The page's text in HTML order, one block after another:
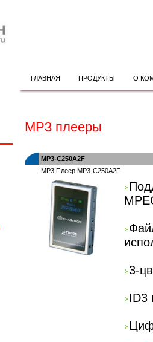
ГЛАВНАЯ ПРОДУКТЫ О
MP3 плееры
MP3-C250A2F
MP3 Плеер MP3-C250A2F
3-
ID3